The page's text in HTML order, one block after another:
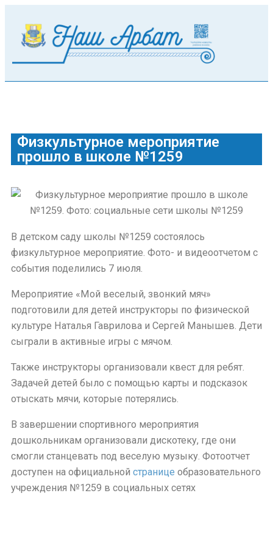
Физкультурное мероприятие
прошло в школе №1259
В детском саду школы №1259 состоялось
физкультурное мероприятие. Фото- и видеоотчетом с
события поделились 7 июля.
Мероприятие «Мой веселый, звонкий мяч»
подготовили для детей инструкторы по физической
культуре Наталья Гаврилова и Сергей Манышев. Дети
сыграли в активные игры с мячом.
Также инструкторы организовали квест для ребят.
Задачей детей было с помощью карты и подсказок
отыскать мячи, которые потерялись.
В завершении спортивного мероприятия
дошкольникам организовали дискотеку, где они
смогли станцевать под веселую музыку. Фотоотчет
доступен на официальной странице образовательного
учреждения №1259 в социальных сетях